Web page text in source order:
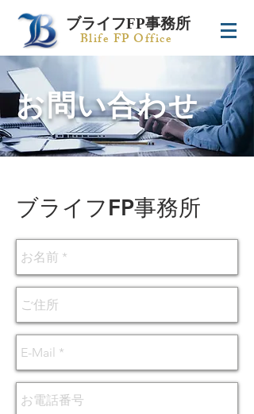
ブライフFP事務所
Blife FP Office
お問い合わせ
​ブライフFP事務所